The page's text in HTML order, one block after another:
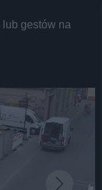
gestów na